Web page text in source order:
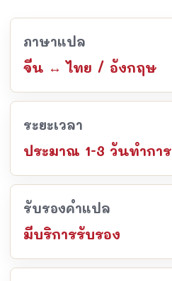
ภาษาแปล
จีน ↔ ไทย / อังกฤษ
ระยะเวลา
ประมาณ 1-3 วันทำการ
รับรองคำแปล
มีบริการรับรอง